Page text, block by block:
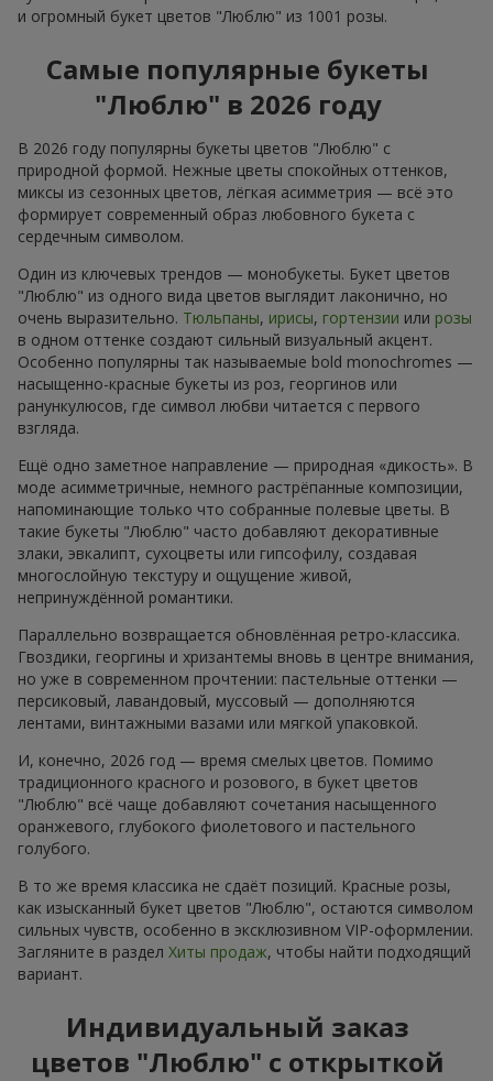
и огромный букет цветов "Люблю" из 1001 розы.
Самые популярные букеты
"Люблю" в 2026 году
В 2026 году популярны букеты цветов "Люблю" с
природной формой. Нежные цветы спокойных оттенков,
миксы из сезонных цветов, лёгкая асимметрия — всё это
формирует современный образ любовного букета с
сердечным символом.
Один из ключевых трендов — монобукеты. Букет цветов
"Люблю" из одного вида цветов выглядит лаконично, но
очень выразительно. Тюльпаны, ирисы, гортензии или розы
в одном оттенке создают сильный визуальный акцент.
Особенно популярны так называемые bold monochromes —
насыщенно-красные букеты из роз, георгинов или
ранункулюсов, где символ любви читается с первого
взгляда.
Ещё одно заметное направление — природная «дикость». В
моде асимметричные, немного растрёпанные композиции,
напоминающие только что собранные полевые цветы. В
такие букеты "Люблю" часто добавляют декоративные
злаки, эвкалипт, сухоцветы или гипсофилу, создавая
многослойную текстуру и ощущение живой,
непринуждённой романтики.
Параллельно возвращается обновлённая ретро-классика.
Гвоздики, георгины и хризантемы вновь в центре внимания,
но уже в современном прочтении: пастельные оттенки —
персиковый, лавандовый, муссовый — дополняются
лентами, винтажными вазами или мягкой упаковкой.
И, конечно, 2026 год — время смелых цветов. Помимо
традиционного красного и розового, в букет цветов
"Люблю" всё чаще добавляют сочетания насыщенного
оранжевого, глубокого фиолетового и пастельного
голубого.
В то же время классика не сдаёт позиций. Красные розы,
как изысканный букет цветов "Люблю", остаются символом
сильных чувств, особенно в эксклюзивном VIP-оформлении.
Загляните в раздел Хиты продаж, чтобы найти подходящий
вариант.
Индивидуальный заказ
цветов "Люблю" с открыткой